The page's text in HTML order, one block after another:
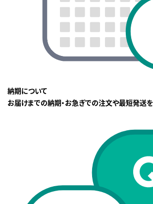
納期について
お届けまでの納期・お急ぎでの注文や最短発送